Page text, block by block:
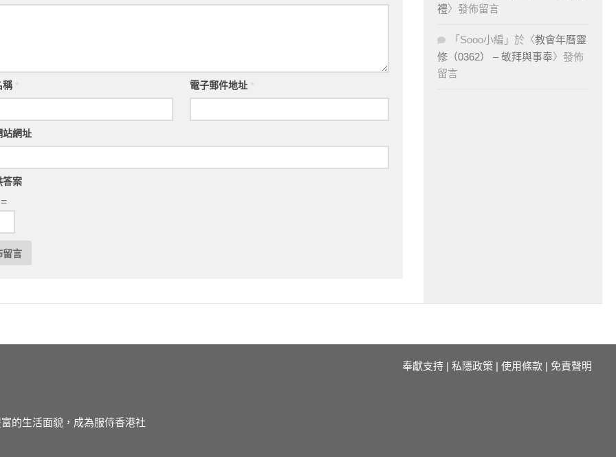
稱 電子郵件地址
站網址
答案
禮〉發佈留言
「 Sooo小編 」於〈教會年曆靈
修（0362） – 敬拜與事奉〉發佈
留言
的生活面貌，成為服侍香港社
奉獻支持 | 私隱政策 | 使用條款 | 免責聲明